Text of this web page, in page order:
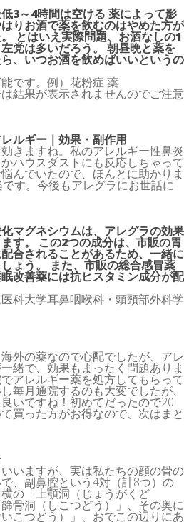
3～4時間は空ける 薬によって影
りお酒で薬を飲むのはやめた方が
とはいえ実際問題、お酒なしの1
党は多いだろう。 朝昼晩と薬を
、いつお酒を飲めばいいというの
です。例）花粉症 薬
結果が表示されませんのでご注意
ルギー｜効果・副作用
きますね。私のアレルギー性鼻炎
ハウスダストにも反応しちゃって
んでいたので、ほんとに助かりま
す。今後もアレグラにお世話に
マグネシウムは、アレグラの効果
す。 この2つの成分は、市販の胃
合されることがあるため、一緒に
ょう。 また、市販の総合感冒薬
改善薬には抗ヒスタミン成分が配
科大学耳鼻咽喉科・頭頸部外科学
外の薬なので心配でしたが、アレ
緒で、効果もまったく問題ありま
アレルギー薬を処方してもらって
毎月通院するのも大変でしたが、
いですね！初めてだったので20
買った方がお得なので、次はまと
いますが、実は私たちの顔の骨の
、副鼻腔という4対（計8つ）の
の「上顎洞（じょうがくど
骨洞（しこつどう）」、その奥に
こつどう）」、おでこの辺りにあ